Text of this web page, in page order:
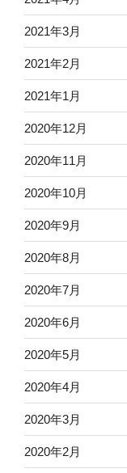
2021年3月
2021年2月
2021年1月
2020年12月
2020年11月
2020年10月
2020年9月
2020年8月
2020年7月
2020年6月
2020年5月
2020年4月
2020年3月
2020年2月